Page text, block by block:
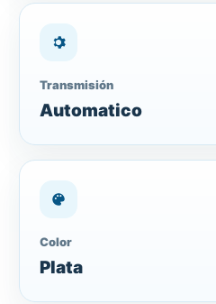
Transmisión
Automatico
Color
Plata